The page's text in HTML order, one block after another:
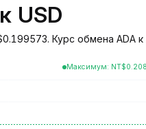
USD
Курс обмена
Максимум: NT$